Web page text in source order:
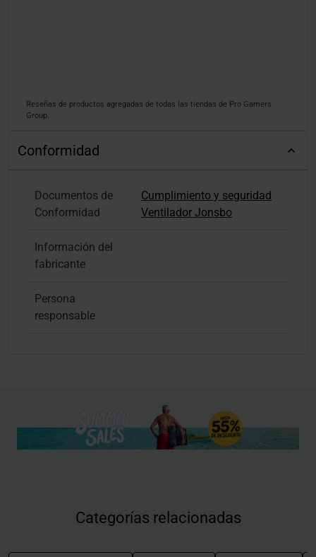
Reseñas de productos agregadas de todas las tiendas de Pro Gamers
Group.
Conformidad
Documentos de
Conformidad
Cumplimiento y seguridad
Ventilador Jonsbo
Información del
fabricante
Persona
responsable
Categorías relacionadas